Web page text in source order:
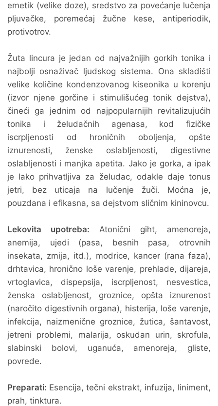
emetik (velike doze), sredstvo za povećanje lučenja
pljuvačke, poremećaj žučne kese, antiperiodik,
protivotrov.
Žuta lincura je jedan od najvažnijih gorkih tonika i
najbolji osnaživač ljudskog sistema. Ona skladišti
velike količine kondenzovanog kiseonika u korenju
(izvor njene gorčine i stimulišućeg tonik dejstva),
čineći ga jednim od najpopularnijih revitalizujućih
tonika i želudačnih agenasa, kod fizičke
iscrpljenosti od hroničnih oboljenja, opšte
iznurenosti, ženske oslabljenosti, digestivne
oslabljenosti i manjka apetita. Jako je gorka, a ipak
je lako prihvatljiva za želudac, odakle daje tonus
jetri, bez uticaja na lučenje žuči. Moćna je,
pouzdana i efikasna, sa dejstvom sličnim kininovcu.
Lekovita upotreba: Atonični giht, amenoreja,
anemija, ujedi (pasa, besnih pasa, otrovnih
insekata, zmija, itd.), modrice, kancer (rana faza),
drhtavica, hronično loše varenje, prehlade, dijareja,
vrtoglavica, dispepsija, iscrpljenost, nesvestica,
ženska oslabljenost, groznice, opšta iznurenost
(naročito digestivnih organa), histerija, loše varenje,
infekcija, naizmenične groznice, žutica, šantavost,
jetreni problemi, malarija, oskudan urin, skrofula,
slabinski bolovi, uganuća, amenoreja, gliste,
povrede.
Preparati: Esencija, tečni ekstrakt, infuzija, liniment,
prah, tinktura.